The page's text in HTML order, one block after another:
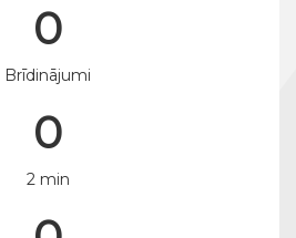
0
Brīdinājumi
0
2 min